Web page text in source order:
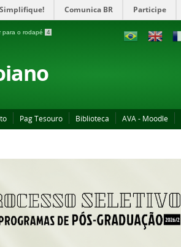
Simplifique! Comunica BR Participe
para o rodapé 4
Pag Tesouro Biblioteca AVA - Moodle